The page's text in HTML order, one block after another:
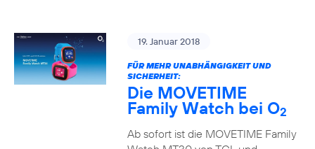
19. Januar 2018
FÜR MEHR UNABHÄNGIGKEIT UND
SICHERHEIT:
Die MOVETIME
Family Watch bei O2
Ab sofort ist die MOVETIME Family